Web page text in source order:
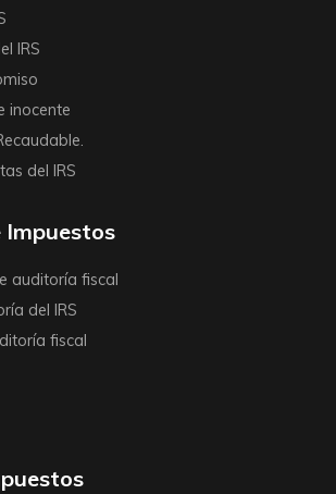
IRS
inocente
del IRS
auditoría fiscal
del IRS
fiscal